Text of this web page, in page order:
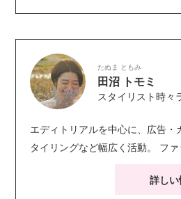
たぬま ともみ
田沼 トモミ
スタイリスト時々
エディトリアルを中心に、広告・
タイリングなど幅広く活動。 ファッションにとどまら
リアやフードなどプロップまわり
詳し